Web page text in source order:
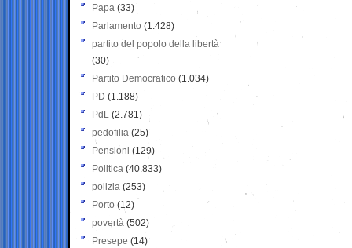
Papa (33)
Parlamento (1.428)
partito del popolo della libertà
(30)
Partito Democratico (1.034)
PD (1.188)
PdL (2.781)
pedofilia (25)
Pensioni (129)
Politica (40.833)
polizia (253)
Porto (12)
povertà (502)
Presepe (14)